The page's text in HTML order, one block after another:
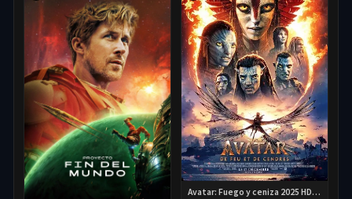
Avatar: Fuego y ceniza 2025 HD 720p Latino